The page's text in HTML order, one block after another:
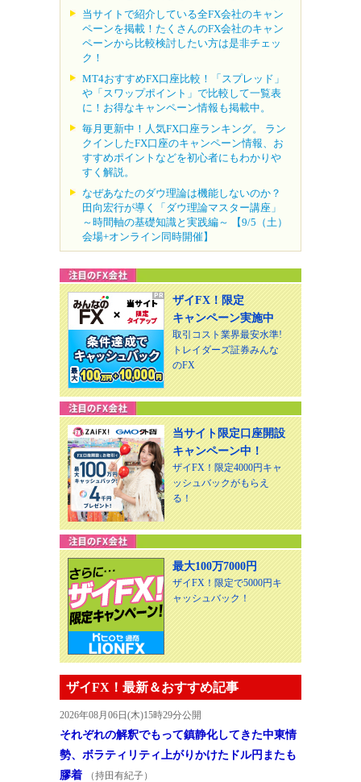
当サイトで紹介している全FX会社のキャン
ペーンを掲載！たくさんのFX会社のキャン
ペーンから比較検討したい方は是非チェッ
ク！
MT4おすすめFX口座比較！「スプレッド」
や「スワップポイント」で比較して一覧表
に！お得なキャンペーン情報も掲載中。
毎月更新中！人気FX口座ランキング。 ラン
クインしたFX口座のキャンペーン情報、お
すすめポイントなどを初心者にもわかりや
すく解説。
なぜあなたのダウ理論は機能しないのか？
田向宏行が導く「ダウ理論マスター講座」
～時間軸の基礎知識と実践編～ 【9/5（土）
会場+オンライン同時開催】
ザイFX！限定
キャンペーン実施中
取引コスト業界最安水準!
トレイダーズ証券みんな
のFX
当サイト限定口座開設
キャンペーン中！
ザイFX！限定4000円キャ
ッシュバックがもらえ
る！
最大100万7000円
ザイFX！限定で5000円キ
ャッシュバック！
ザイFX！最新＆おすすめ記事
2026年08月06日(木)15時29分公開
それぞれの解釈でもって鎮静化してきた中東情
勢、ボラティリティ上がりかけたドル円またも
膠着
（持田有紀子）